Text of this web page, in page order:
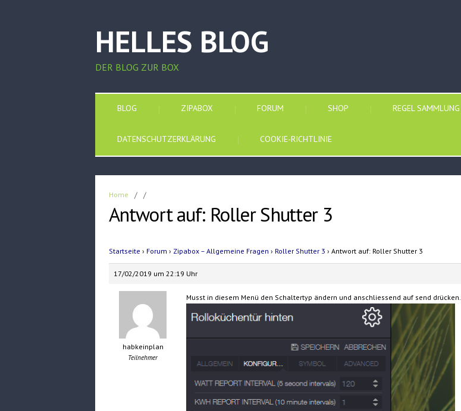
HELLES BLOG
DER BLOG ZUR BOX
BLOG ZIPABOX FORUM SHOP REGEL SAMMLUNG
DATENSCHUTZERKLÄRUNG COOKIE-RICHTLINIE
Home / /
Antwort auf: Roller Shutter 3
Startseite › Forum › Zipabox – Allgemeine Fragen › Roller Shutter 3 › Antwort auf: Roller Shutter 3
17/02/2019 um 22:19 Uhr
habkeinplan
Teilnehmer
Musst in diesem Menü den Schaltertyp ändern und anschliessend auf send drücken.